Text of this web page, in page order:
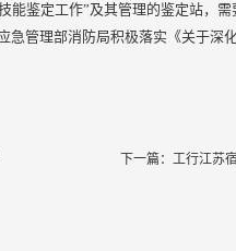
能鉴定工作”及其管理的鉴定站，
急管理部消防局积极落实《关于
下一篇： 工行江苏